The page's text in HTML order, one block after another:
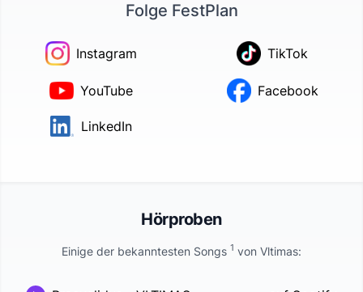
Folge FestPlan
Instagram TikTok
YouTube Facebook
LinkedIn
Hörproben
Einige der bekanntesten Songs 1 von Vltimas: